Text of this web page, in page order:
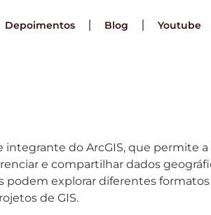
Depoimentos Blog Youtube
do ArcGIS, que permite
e compartilhar dados
podem explorar diferentes
de GIS.